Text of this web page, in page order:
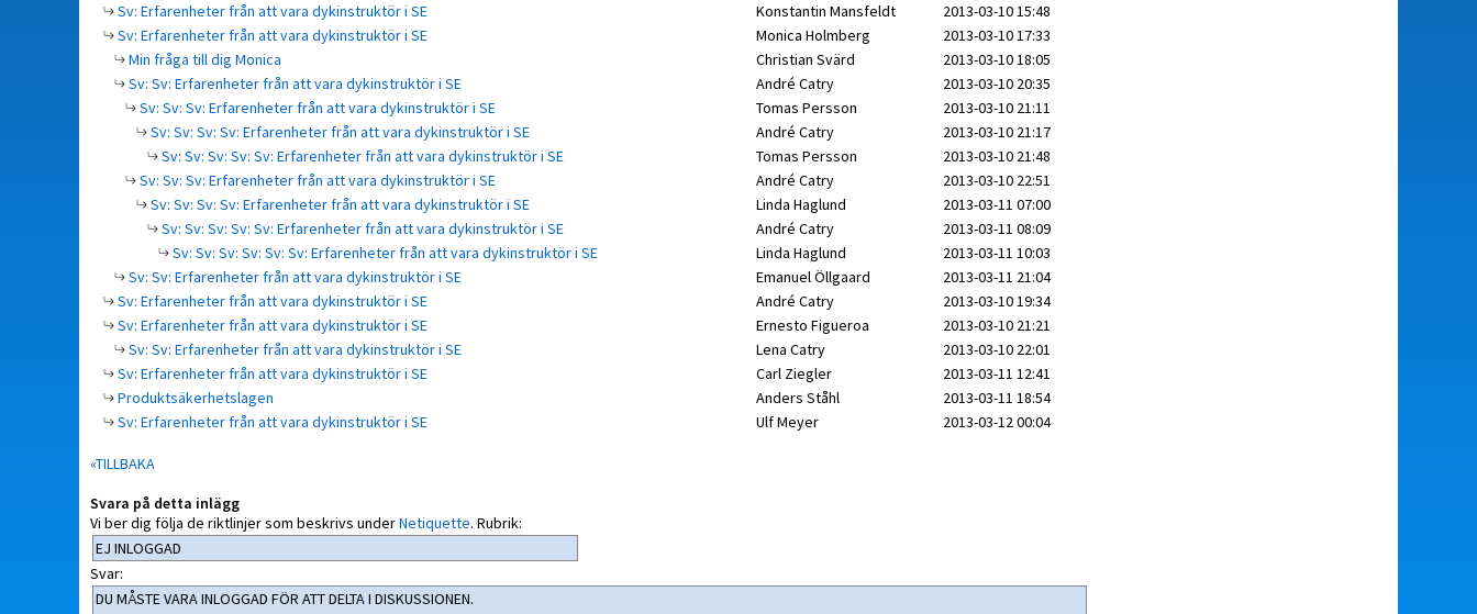
Sv: Erfarenheter från att vara dykinstruktör i SE
Konstantin Mansfeldt
2013-03-10 15:48
Sv: Erfarenheter från att vara dykinstruktör i SE
Monica Holmberg
2013-03-10 17:33
Min fråga till dig Monica
Christian Svärd
2013-03-10 18:05
Sv: Sv: Erfarenheter från att vara dykinstruktör i SE
André Catry
2013-03-10 20:35
Sv: Sv: Sv: Erfarenheter från att vara dykinstruktör i SE
Tomas Persson
2013-03-10 21:11
Sv: Sv: Sv: Sv: Erfarenheter från att vara dykinstruktör i SE
André Catry
2013-03-10 21:17
Sv: Sv: Sv: Sv: Sv: Erfarenheter från att vara dykinstruktör i SE
Tomas Persson
2013-03-10 21:48
Sv: Sv: Sv: Erfarenheter från att vara dykinstruktör i SE
André Catry
2013-03-10 22:51
Sv: Sv: Sv: Sv: Erfarenheter från att vara dykinstruktör i SE
Linda Haglund
2013-03-11 07:00
Sv: Sv: Sv: Sv: Sv: Erfarenheter från att vara dykinstruktör i SE
André Catry
2013-03-11 08:09
Sv: Sv: Sv: Sv: Sv: Sv: Erfarenheter från att vara dykinstruktör i SE
Linda Haglund
2013-03-11 10:03
Sv: Sv: Erfarenheter från att vara dykinstruktör i SE
Emanuel Öllgaard
2013-03-11 21:04
Sv: Erfarenheter från att vara dykinstruktör i SE
André Catry
2013-03-10 19:34
Sv: Erfarenheter från att vara dykinstruktör i SE
Ernesto Figueroa
2013-03-10 21:21
Sv: Sv: Erfarenheter från att vara dykinstruktör i SE
Lena Catry
2013-03-10 22:01
Sv: Erfarenheter från att vara dykinstruktör i SE
Carl Ziegler
2013-03-11 12:41
Produktsäkerhetslagen
Anders Ståhl
2013-03-11 18:54
Sv: Erfarenheter från att vara dykinstruktör i SE
Ulf Meyer 2013-03-12 00:04
«TILLBAKA
Svara på detta inlägg
Vi ber dig följa de riktlinjer som beskrivs underNetiquette. Rubrik:
Svar: